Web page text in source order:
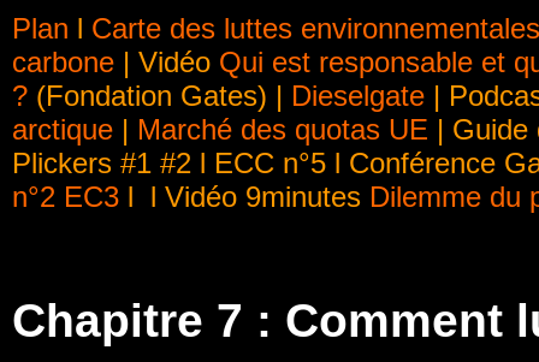
Plan l Carte des luttes environnementales
carbone | Vidéo Qui est responsable et
? (Fondation Gates) | Dieselgate |
arctique | Marché des quotas UE | Guide
Plickers #1 #2 l ECC n°5 l Conférence
n°2 EC3 l l Vidéo 9minutes Dilemme du
Chapitre 7 : Comment